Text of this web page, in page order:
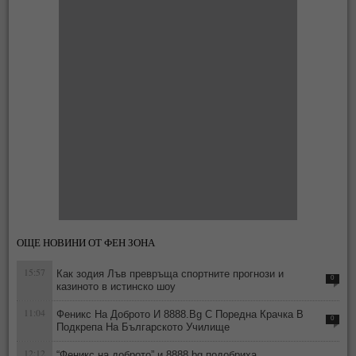
ОЩЕ НОВИНИ ОТ ФЕН ЗОНА
15:57
Как зодия Лъв превръща спортните прогнози и
казиното в истинско шоу
0
11:04
Феникс На Доброто И 8888.Bg С Поредна Крачка В
Подкрепа На Българското Училище
0
12:12